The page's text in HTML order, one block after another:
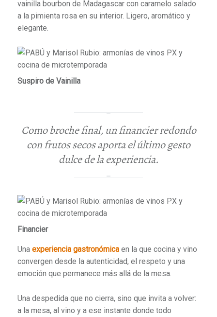
vainilla bourbon de Madagascar con caramelo salado
a la pimienta rosa en su interior. Ligero, aromático y
elegante.
Suspiro de Vainilla
Como broche final, un financier redondo
con frutos secos aporta el último gesto
dulce de la experiencia.
Financier
Una experiencia gastronómicaen la que cocina y vino
convergen desde la autenticidad, el respeto y una
emoción que permanece más allá de la mesa.
Una despedida que no cierra, sino que invita a volver:
a la mesa, al vino y a ese instante donde todo